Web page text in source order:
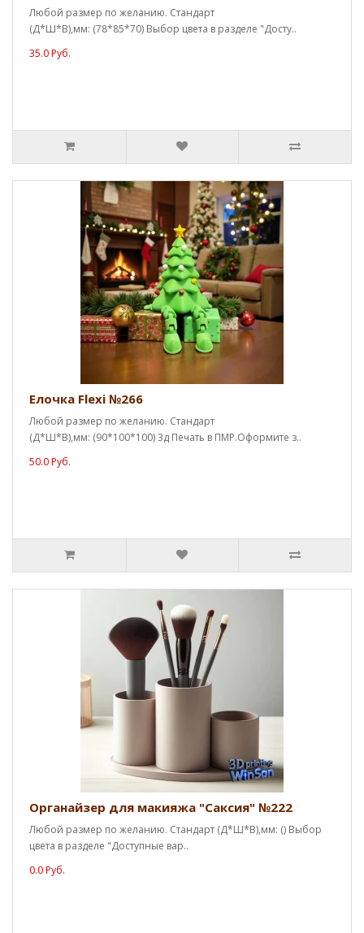
Любой размер по желанию. Стандарт
(Д*Ш*В),мм: (78*85*70) Выбор цвета в разделе "Досту..
35.0 Руб.
Елочка Flexi №266
Любой размер по желанию. Стандарт
(Д*Ш*В),мм: (90*100*100) 3д Печать в ПМР.Оформите з..
50.0 Руб.
Органайзер для макияжа "Саксия" №222
Любой размер по желанию. Стандарт (Д*Ш*В),мм: () Выбор
цвета в разделе "Доступные вар..
0.0 Руб.